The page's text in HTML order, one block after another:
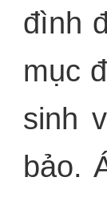
đình
mục
sinh
bảo.